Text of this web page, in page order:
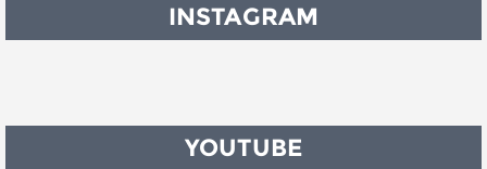
INSTAGRAM
YOUTUBE